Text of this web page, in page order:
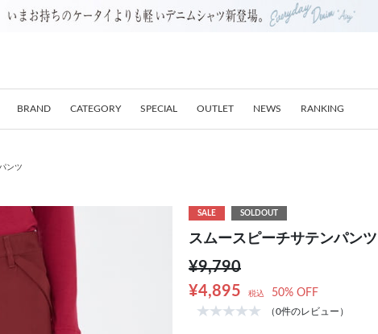
BRAND CATEGORY SPECIAL OUTLET NEWS RANKING
ンツ
SALE SOLDOUT
スムースピーチサテンパンツ
¥9,790
¥4,895
税込 50% OFF
（0件のレビュー）